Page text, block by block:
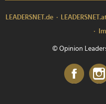
LEADERSNET.de
© Opinion